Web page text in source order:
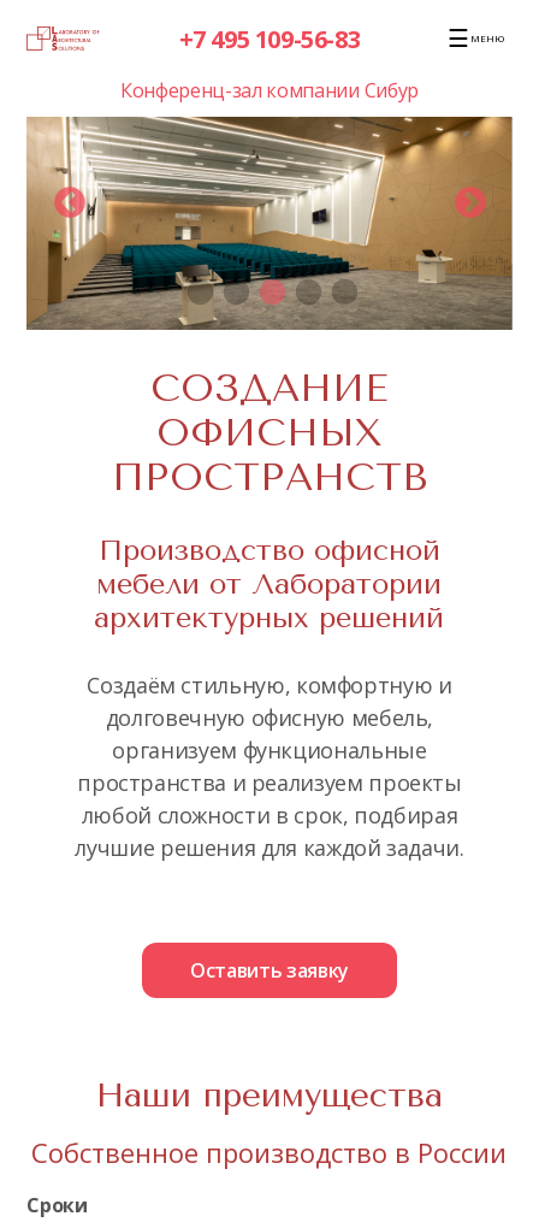
+7 495 109-56-83 ☰ МЕНЮ
Проект SONY
СОЗДАНИЕ
ОФИСНЫХ
ПРОСТРАНСТВ
Производство офисной
мебели от Лаборатории
архитектурных решений
Создаём стильную, комфортную и
долговечную офисную мебель,
организуем функциональные
пространства и реализуем проекты
любой сложности в срок, подбирая
лучшие решения для каждой задачи.
Оставить заявку
Наши преимущества
Собственное производство в России
Сроки